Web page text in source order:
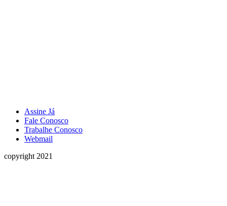
Assine Já
Fale Conosco
Trabalhe Conosco
Webmail
copyright 2021